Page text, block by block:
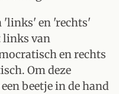
'links' en 'rechts'
links van
en rechts
Om deze
beetje in de hand